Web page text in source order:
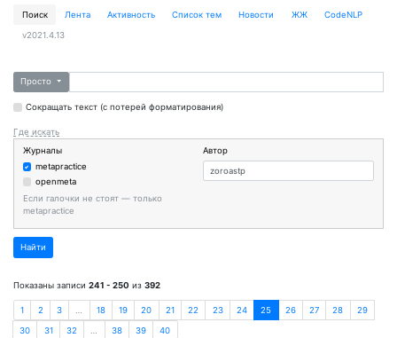
Поиск Лента Активность Cписок тем Новости ЖЖ CodeNLP
v2021.4.13
Просто
Сокращать текст (с потерей форматирования)
Где искать
Журналы
metapractice
openmeta
Если галочки не стоят — только
metapractice
Автор
Найти
Показаны записи 241 - 250 из 392
1 2 3 18 19 20 21 22 23 24 25 26 27 28 29
30 31 32 38 39 40